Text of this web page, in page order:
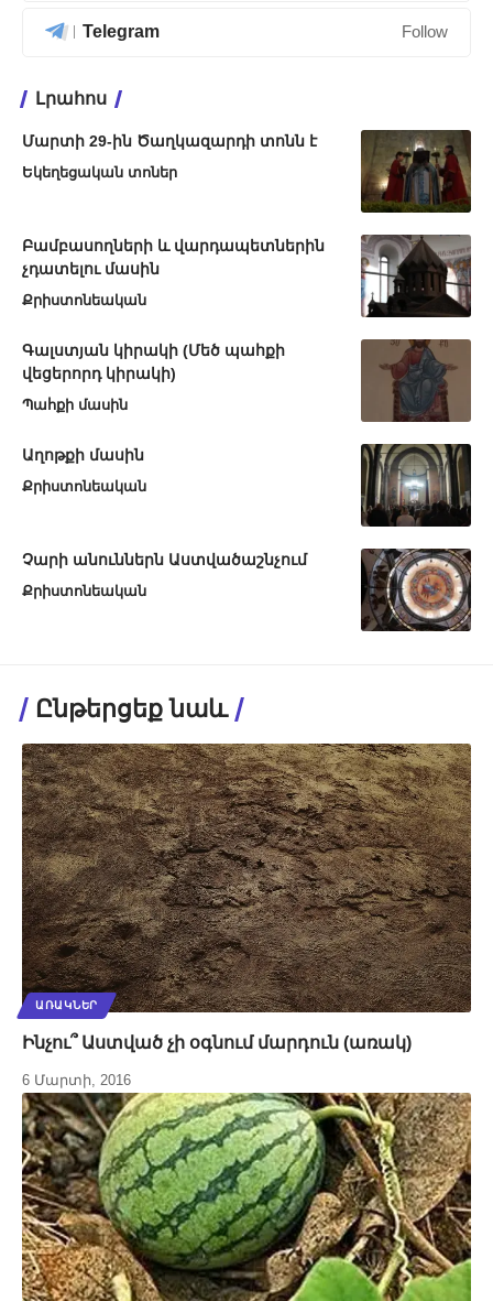
Telegram Follow
Լրահոս
Մարտի 29-ին Ծաղկազարդի տոնն է
Եկեղեցական տոներ
Բամբասողների և վարդապետներին
չդատելու մասին
Քրիստոնեական
Գալստյան կիրակի (Մեծ պահքի
վեցերորդ կիրակի)
Պահքի մասին
Աղոթքի մասին
Քրիստոնեական
Չարի անուններն Աստվածաշնչում
Քրիստոնեական
Ընթերցեք նաև
ԱՌԱԿՆԵՐ
Ինչու՞ Աստված չի օգնում մարդուն (առակ)
6 Մարտի, 2016